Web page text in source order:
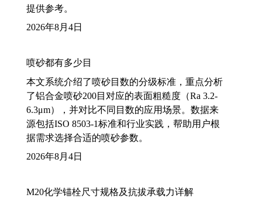
提供参考。
2026年8月4日
喷砂都有多少目
本文系统介绍了喷砂目数的分级标准，重点分析
了铝合金喷砂200目对应的表面粗糙度（Ra 3.2-
6.3μm），并对比不同目数的应用场景。数据来
源包括ISO 8503-1标准和行业实践，帮助用户根
据需求选择合适的喷砂参数。
2026年8月4日
M20化学锚栓尺寸规格及抗拔承载力详解